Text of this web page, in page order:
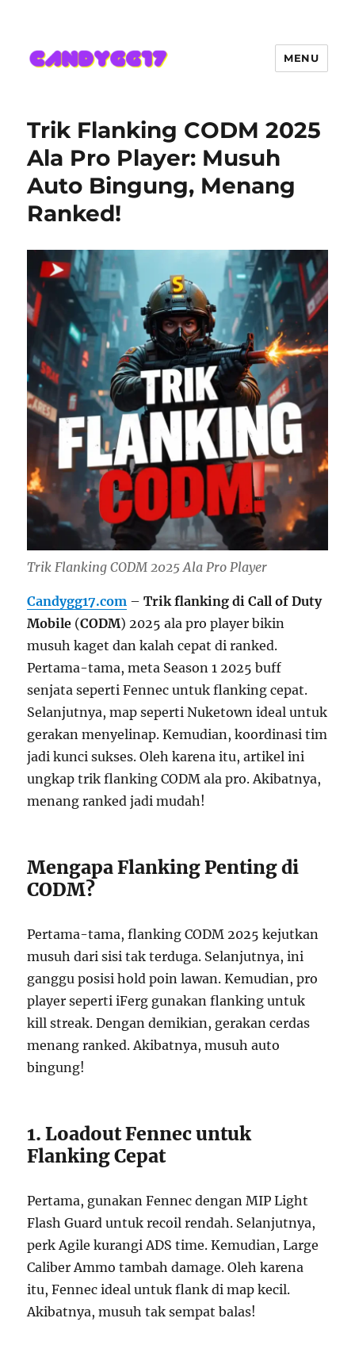
Hadir Semakin Mantap Jackpot
MENU
Trik Flanking CODM 2025
Ala Pro Player: Musuh
Auto Bingung, Menang
Ranked!
Trik Flanking CODM 2025 Ala Pro Player
Candygg17.com –Trik flanking di Call of Duty
Mobile (CODM) 2025 ala pro player bikin
musuh kaget dan kalah cepat di ranked.
Pertama-tama, meta Season 1 2025 buff
senjata seperti Fennec untuk flanking cepat.
Selanjutnya, map seperti Nuketown ideal untuk
gerakan menyelinap. Kemudian, koordinasi tim
jadi kunci sukses. Oleh karena itu, artikel ini
ungkap trik flanking CODM ala pro. Akibatnya,
menang ranked jadi mudah!
Mengapa Flanking Penting di
CODM?
Pertama-tama, flanking CODM 2025 kejutkan
musuh dari sisi tak terduga. Selanjutnya, ini
ganggu posisi hold poin lawan. Kemudian, pro
player seperti iFerg gunakan flanking untuk
kill streak. Dengan demikian, gerakan cerdas
menang ranked. Akibatnya, musuh auto
bingung!
1. Loadout Fennec untuk
Flanking Cepat
Pertama, gunakan Fennec dengan MIP Light
Flash Guard untuk recoil rendah. Selanjutnya,
perk Agile kurangi ADS time. Kemudian, Large
Caliber Ammo tambah damage. Oleh karena
itu, Fennec ideal untuk flank di map kecil.
Akibatnya, musuh tak sempat balas!